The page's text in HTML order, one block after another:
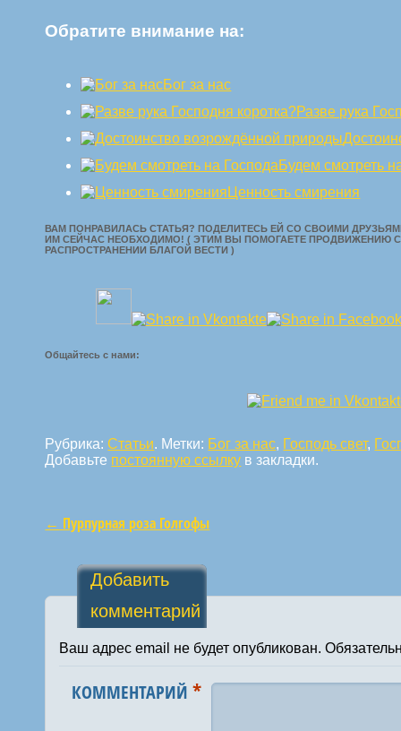
Обратите внимание на:
Бог за нас
Разве рука
Будем смотреть
Ценность смирения
ВАМ ПОНРАВИЛАСЬ СТАТЬЯ? ПОДЕЛИТЕСЬ ЕЙ СО СВОИМИ
ИМ СЕЙЧАС НЕОБХОДИМО! ( ЭТИМ ВЫ ПОМОГАЕТЕ ПРОДВИЖЕНИЮ
РАСПРОСТРАНЕНИИ БЛАГОЙ ВЕСТИ )
Общайтесь с нами:
Рубрика:Статьи. Метки: Бог за нас, Господь свет,
Добавьте постоянную ссылку в закладки.
Навигация по статьям
← Пурпурная роза Голгофы
Добавить
комментарий
Ваш адрес email не будет опубликован.
КОММЕНТАРИЙ*